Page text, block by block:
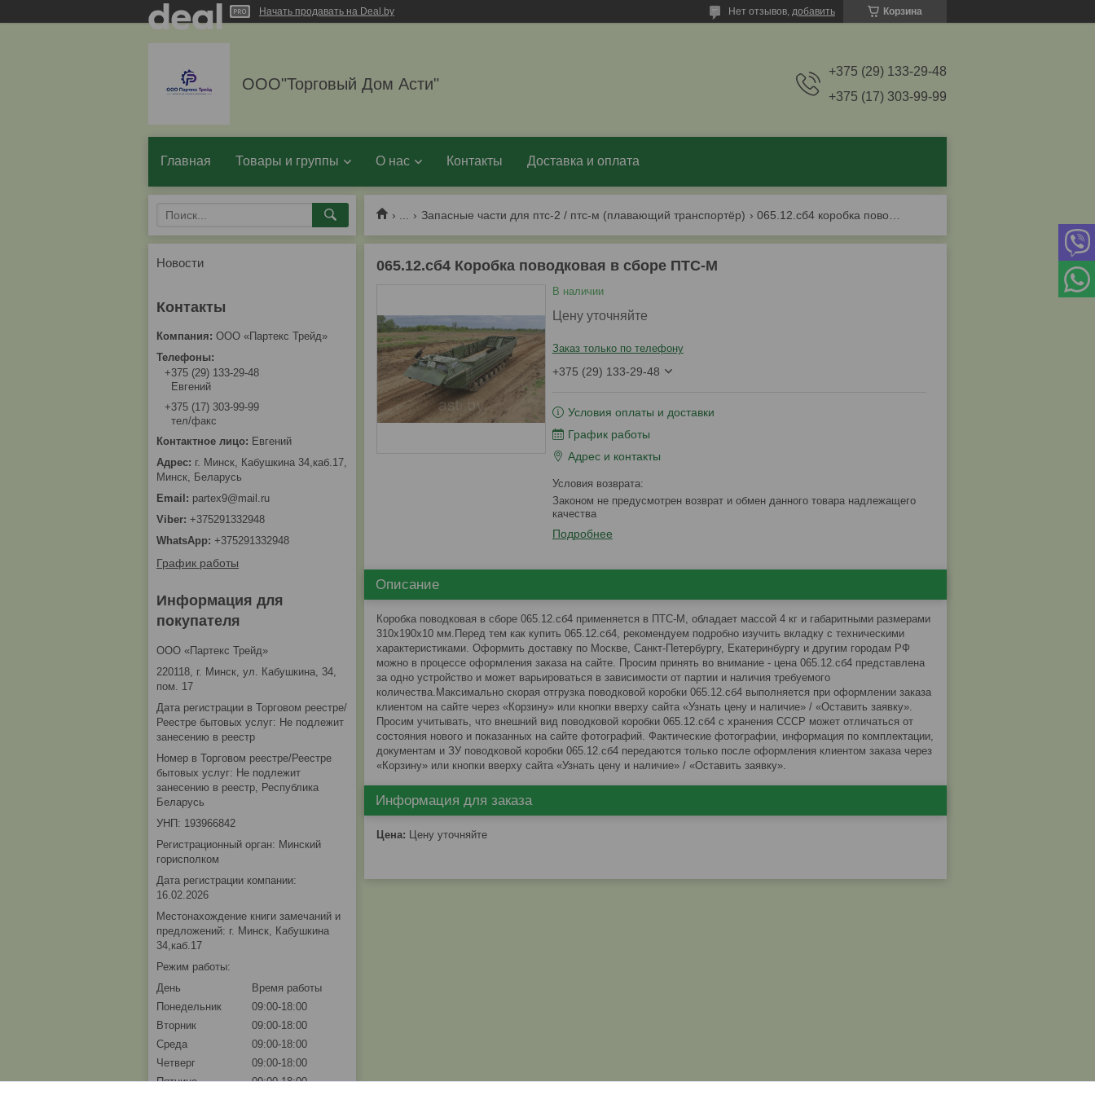
Начать продавать на Deal.by Корзина
Нет отзывов, добавить
ООО"Торговый Дом Асти"
+375 (29) 133-29-48
+375 (17) 303-99-99
Главная Товары и группы О нас Контакты Доставка и оплата
Запасные части для птс-2 / птс-м (плавающий транспортёр)
065.12.сб4 Коробка поводковая в сборе ПТС-М
В наличии
Цену уточняйте
Заказ только по телефону
+375 (29) 133-29-48
Условия оплаты и доставки
График работы
Адрес и контакты
Законом не предусмотрен возврат и обмен данного товара надлежащего
качества
Подробнее
Описание
Коробка поводковая в сборе 065.12.сб4 применяется в ПТС-М, обладает массой 4 кг и габаритными размерами
310x190x10 мм.Перед тем как купить 065.12.сб4, рекомендуем подробно изучить вкладку с техническими
характеристиками. Оформить доставку по Москве, Санкт-Петербургу, Екатеринбургу и другим городам РФ
можно в процессе оформления заказа на сайте. Просим принять во внимание - цена 065.12.сб4 представлена
за одно устройство и может варьироваться в зависимости от партии и наличия требуемого
количества.Максимально скорая отгрузка поводковой коробки 065.12.сб4 выполняется при оформлении заказа
клиентом на сайте через «Корзину» или кнопки вверху сайта «Узнать цену и наличие» / «Оставить заявку».
Просим учитывать, что внешний вид поводковой коробки 065.12.сб4 с хранения СССР может отличаться от
состояния нового и показанных на сайте фотографий. Фактические фотографии, информация по комплектации,
документам и ЗУ поводковой коробки 065.12.сб4 передаются только после оформления клиентом заказа через
«Корзину» или кнопки вверху сайта «Узнать цену и наличие» / «Оставить заявку».
Информация для заказа
Цена: Цену уточняйте
Новости
ООО «Партекс Трейд»
+375 (29) 133-29-48
Евгений
+375 (17) 303-99-99
тел/факс
Евгений
г. Минск, Кабушкина 34,каб.17,
Минск, Беларусь
partex9@mail.ru
+375291332948
+375291332948
График работы
Информация для
покупателя
ООО «Партекс Трейд»
220118, г. Минск, ул. Кабушкина, 34,
пом. 17
Дата регистрации в Торговом реестре/
Реестре бытовых услуг: Не подлежит
занесению в реестр
Номер в Торговом реестре/Реестре
бытовых услуг: Не подлежит
занесению в реестр, Республика
Беларусь
УНП: 193966842
Регистрационный орган: Минский
горисполком
Дата регистрации компании:
16.02.2026
Местонахождение книги замечаний и
предложений: г. Минск, Кабушкина
34,каб.17
Режим работы:
День
Время работы
Понедельник
09:00-18:00
Вторник
09:00-18:00
Среда
09:00-18:00
Четверг
09:00-18:00
Пятница
09:00-18:00